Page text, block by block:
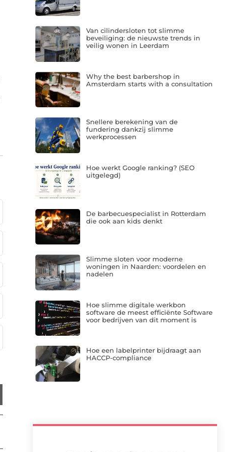
Van cilindersloten tot slimme
beveiliging: de nieuwste trends in
veilig wonen in Leerdam
Why the best barbershop in
Amsterdam starts with a consultation
Snellere berekening van de
fundering dankzij slimme
werkprocessen
Hoe werkt Google ranking? (SEO
uitgelegd)
De barbecuespecialist in Rotterdam
die ook aan kids denkt
Slimme sloten voor moderne
woningen in Naarden: voordelen en
nadelen
Hoe slimme digitale werkbon
software de meest efficiënte Software
voor bedrijven van dit moment is
Hoe een labelprinter bijdraagt aan
HACCP-compliance